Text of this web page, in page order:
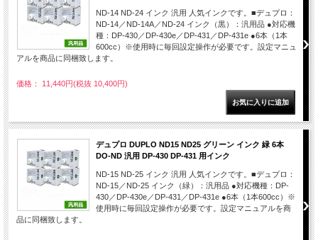
ND-14 ND-24 インク 汎用 人気インクです。■デュプロ：
ND-14／ND-14A／ND-24 インク（黒）：汎用品 ●対応機
種：DP-430／DP-430e／DP-431／DP-431e ●6本（1本
600cc）※使用時に毎回設定操作が必要です。設定マニュ
アルを商品に同梱致します。
価格： 11,440円(税抜 10,400円)
デュプロ DUPLO ND15 ND25 グリーン インク 緑 6本
DO-ND 汎用 DP-430 DP-431 用インク
ND-15 ND-25 インク 汎用 人気インクです。■デュプロ：
ND-15／ND-25 インク（緑）：汎用品 ●対応機種：DP-
430／DP-430e／DP-431／DP-431e ●6本（1本600cc）※
使用時に毎回設定操作が必要です。設定マニュアルを商
品に同梱致します。